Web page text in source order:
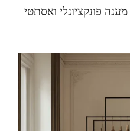
פונקציונלי ואסתטי